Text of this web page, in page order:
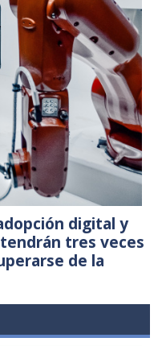
digital y
tres veces
de la